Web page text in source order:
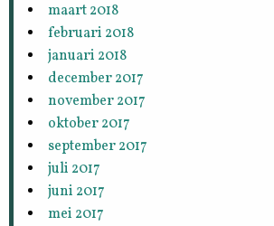
maart 2018
februari 2018
januari 2018
december 2017
november 2017
oktober 2017
september 2017
juli 2017
juni 2017
mei 2017